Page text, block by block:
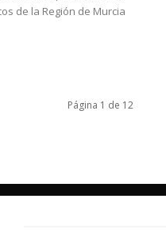
de la Región de Murcia
Página 1 de 12